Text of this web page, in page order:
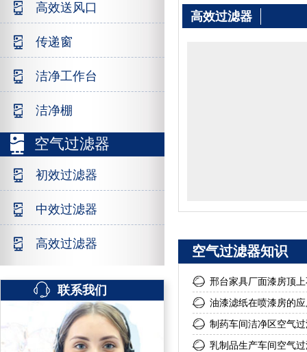
高效送风口
传递窗
洁净工作台
洁净棚
空气过滤器
初效过滤器
中效过滤器
高效过滤器
联系我们
高效过滤器
空气过滤器知识
邢台家具厂面漆房顶
油漆滤纸在喷漆房的
制药车间洁净区空气
乳制品生产车间空气